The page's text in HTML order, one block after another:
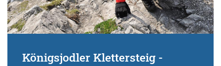
Königsjodler Klettersteig -